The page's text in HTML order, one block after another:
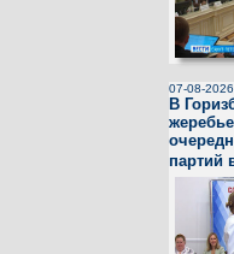
07-08-2026
В
партий